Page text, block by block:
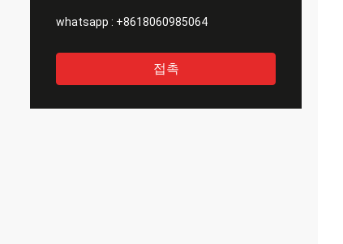
whatsapp : +8618060985064
접촉